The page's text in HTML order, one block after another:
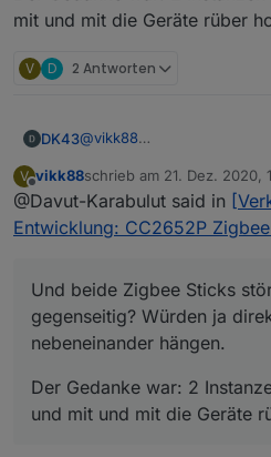
mit und mit die Geräte rüber
V D 2 Antworten
DK43@vikk88
smartplugs welche als
es sollen noch mindestens
mein SmartHome bei
wann der Zigbee Stick
vernünftiges.
@dimaiv
Und beide Zigbee Sticks
Würden ja direkt am Port
Der Gedanke war: 2
und mit die Geräte rüber
V
Offline
vikk88schrieb am 21. Dez. 2020,
zuletzt editiert von
@Davut-Karabulut said in
Entwicklung: CC2652P
Und beide Zigbee Sticks
gegenseitig? Würden ja
nebeneinander hängen.
Der Gedanke war: 2
und mit und mit die Geräte